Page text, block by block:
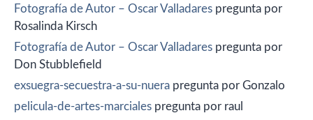
Fotografía de Autor – Oscar Valladares pregunta por
Rosalinda Kirsch
Fotografía de Autor – Oscar Valladares pregunta por
Don Stubblefield
exsuegra-secuestra-a-su-nuera pregunta por Gonzalo
pelicula-de-artes-marciales pregunta por raul